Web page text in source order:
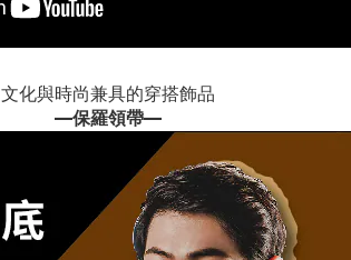
文化與時尚兼具的穿搭飾品
—保羅領帶—